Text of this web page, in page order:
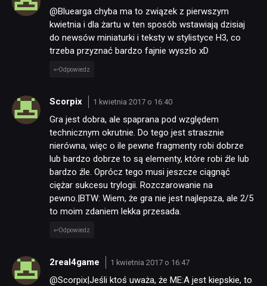
@Bluearga chyba ma to związek z pierwszym
kwietnia i dla żartu w ten sposób wstawiają dzisiaj
do newsów miniaturki i teksty w stylistyce H3, co
trzeba przyznać bardzo fajnie wyszło xD
Odpowiedz
Scorpix 1 kwietnia 2017 o 16:40
Gra jest dobra, ale spaprana pod względem
technicznym okrutnie. Do tego jest strasznie
nierówna, więc o ile pewne fragmenty robi dobrze
lub bardzo dobrze to są elementy, które robi źle lub
bardzo źle. Oprócz tego musi jeszcze ciągnąć
ciężar sukcesu trylogii. Rozczarowanie na
pewno.|BTW: Wiem, że gra nie jest najlepsza, ale 2/5
to moim zdaniem lekka przesada.
Odpowiedz
2real4game 1 kwietnia 2017 o 16:47
@Scorpix|Jeśli ktoś uważa, że ME:A jest kiepskie, to